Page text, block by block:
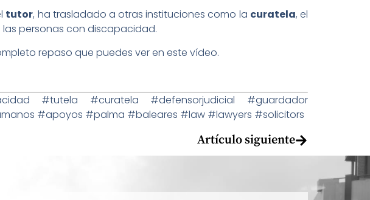
tutor, ha trasladado a otras instituciones como la curatela, el
personas con discapacidad.
repaso que puedes ver en este vídeo.
#tutela #curatela #defensorjudicial #guardador
#apoyos #palma #baleares #law #lawyers #solicitors
Artículo siguiente